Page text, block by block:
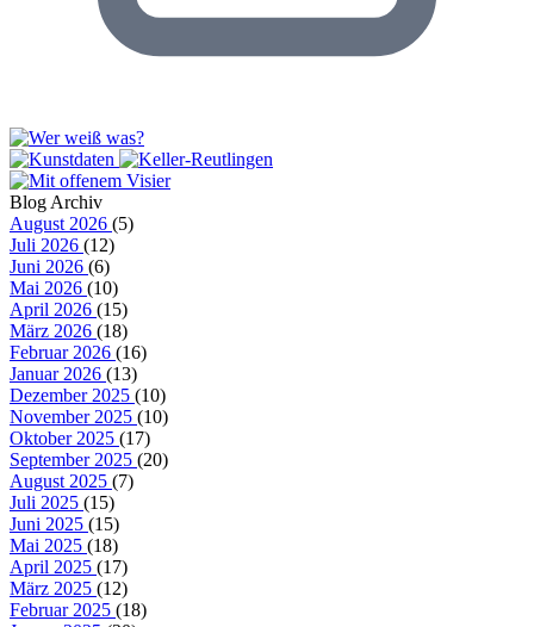
Blog Archiv
August 2026 (5)
Juli 2026 (12)
Juni 2026 (6)
Mai 2026 (10)
April 2026 (15)
März 2026 (18)
Februar 2026 (16)
Januar 2026 (13)
Dezember 2025 (10)
November 2025 (10)
Oktober 2025 (17)
September 2025 (20)
August 2025 (7)
Juli 2025 (15)
Juni 2025 (15)
Mai 2025 (18)
April 2025 (17)
März 2025 (12)
Februar 2025 (18)